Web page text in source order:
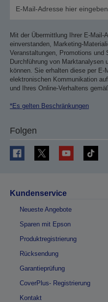
Mit der Übermittlung Ihrer E-
einverstanden, Marketing-
Veranstaltungen, Promotions
Durchführung von Marktanalysen
können. Sie erhalten diese per E-
elektronischen Kommunikation
und Ihres Online-Verhaltens
*Es gelten Beschränkungen
Folgen
Kundenservice
Neueste Angebote
Sparen mit Epson
Produktregistrierung
Rücksendung
Garantieprüfung
CoverPlus- Registrierung
Kontakt